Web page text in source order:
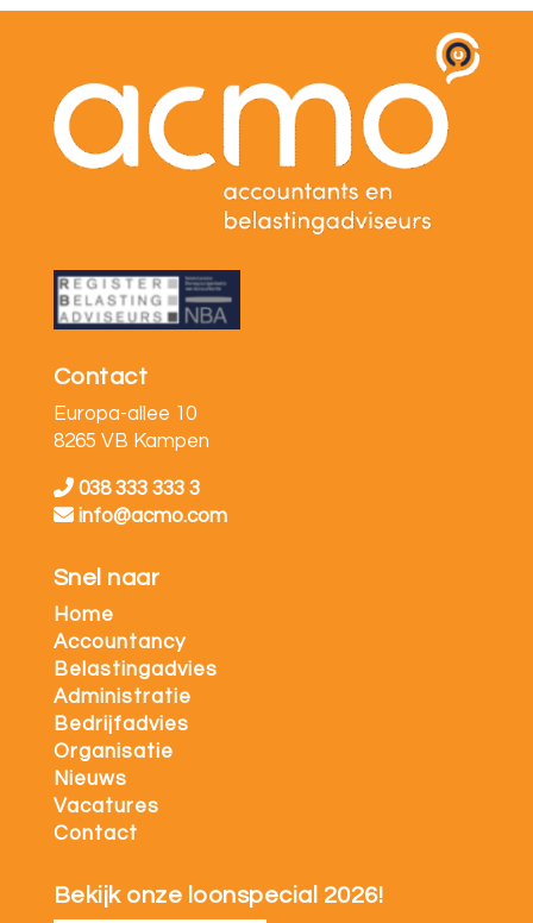
Contact
Europa-allee 10
8265 VB Kampen
038 333 333 3
info@acmo.com
Snel naar
Home
Accountancy
Belastingadvies
Administratie
Bedrijfadvies
Organisatie
Nieuws
Vacatures
Contact
Bekijk onze loonspecial 2026!